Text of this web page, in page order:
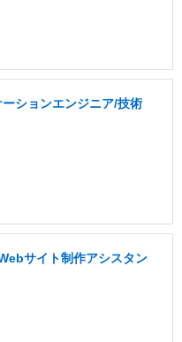
ションエンジニア/技術
サイト制作アシスタン